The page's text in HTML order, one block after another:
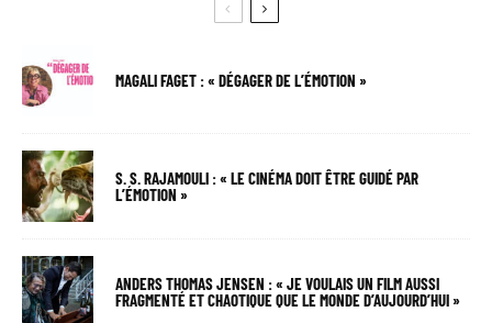
MAGALI FAGET : « DÉGAGER DE L’ÉMOTION »
S. S. RAJAMOULI : « LE CINÉMA DOIT ÊTRE GUIDÉ PAR
L’ÉMOTION »
ANDERS THOMAS JENSEN : « JE VOULAIS UN FILM AUSSI
FRAGMENTÉ ET CHAOTIQUE QUE LE MONDE D’AUJOURD’HUI »